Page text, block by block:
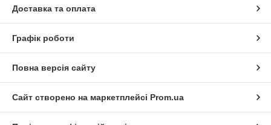
Доставка та оплата
Графік роботи
Повна версія сайту
Сайт створено на маркетплейсі Prom.ua